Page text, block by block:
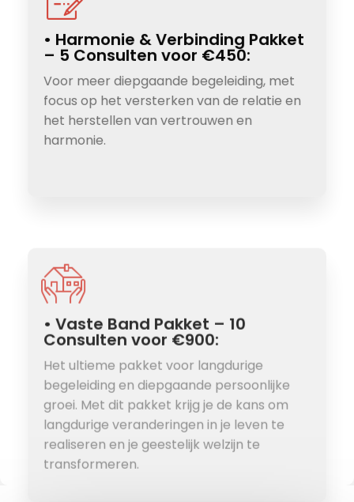
• Harmonie & Verbinding Pakket
– 5 Consulten voor €450:
Voor meer diepgaande begeleiding, met
focus op het versterken van de relatie en
het herstellen van vertrouwen en
harmonie.
• Vaste Band Pakket – 10
Consulten voor €900:
Het ultieme pakket voor langdurige
begeleiding en diepgaande persoonlijke
groei. Met dit pakket krijg je de kans om
langdurige veranderingen in je leven te
realiseren en je geestelijk welzijn te
transformeren.